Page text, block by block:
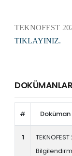
TEKNOFEST
TIKLAYINIZ.
DOKÜMANLAR
# Doküman
1